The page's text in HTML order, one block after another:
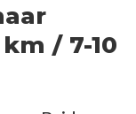
/ 7-10